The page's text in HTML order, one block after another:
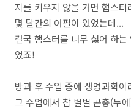
지를 키우지 않을 거면 햄스
몇 달간의 어필이 있었는데...
결국 햄스터를 너무 싫어 하
었죠!
방과 후 수업 중에 생명과학
그 수업에서 참 별별 곤충(누